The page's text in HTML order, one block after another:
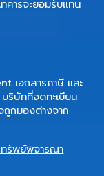
คารจะยอมรับแทน
เอกสารภาษี และ
ริษัทที่จดทะเบียน
ถูกมองต่างจาก
ทรัพย์พิจารณา